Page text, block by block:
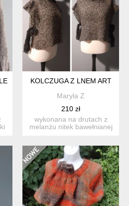
HANDMADE
KOLCZUGA Z LNEM ART
Maryla Z
210 zł
wykonana na drutach z
melanżu nitek bawełnianej